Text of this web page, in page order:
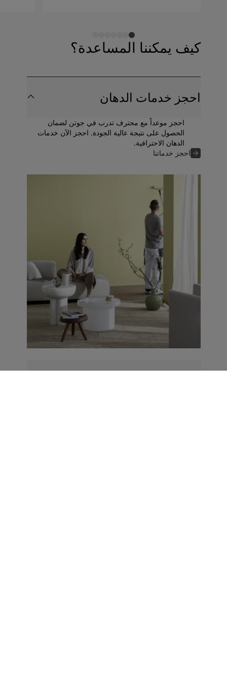
كيف يمكننا المساعدة؟
احجز خدمات الدهان
احجز موعداً مع محترف تدرب في جوتن لضمان
الحصول على نتيجة عالية الجودة. احجز الآن خدمات
الدهان الاحترافية.
احجز خدماتنا